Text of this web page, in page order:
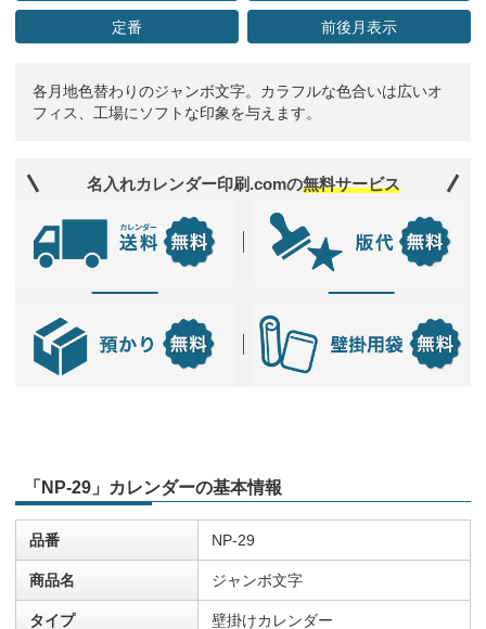
定番 前後月表示
各月地色替わりのジャンボ文字。カラフルな色合いは広いオ
フィス、工場にソフトな印象を与えます。
名入れカレンダー印刷.comの無料サービス
「NP-29」カレンダーの基本情報
品番 NP-29
商品名 ジャンボ文字
タイプ 壁掛けカレンダー